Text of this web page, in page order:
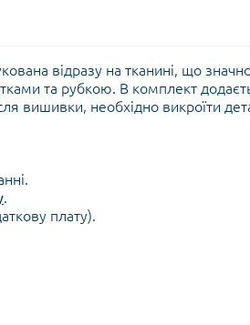
відразу на тканині, що
та рубкою. В комплект
вишивки, необхідно викроїти
.
плату).